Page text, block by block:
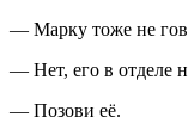
— Марку тоже не
— Нет, его в отделе
— Позови её.